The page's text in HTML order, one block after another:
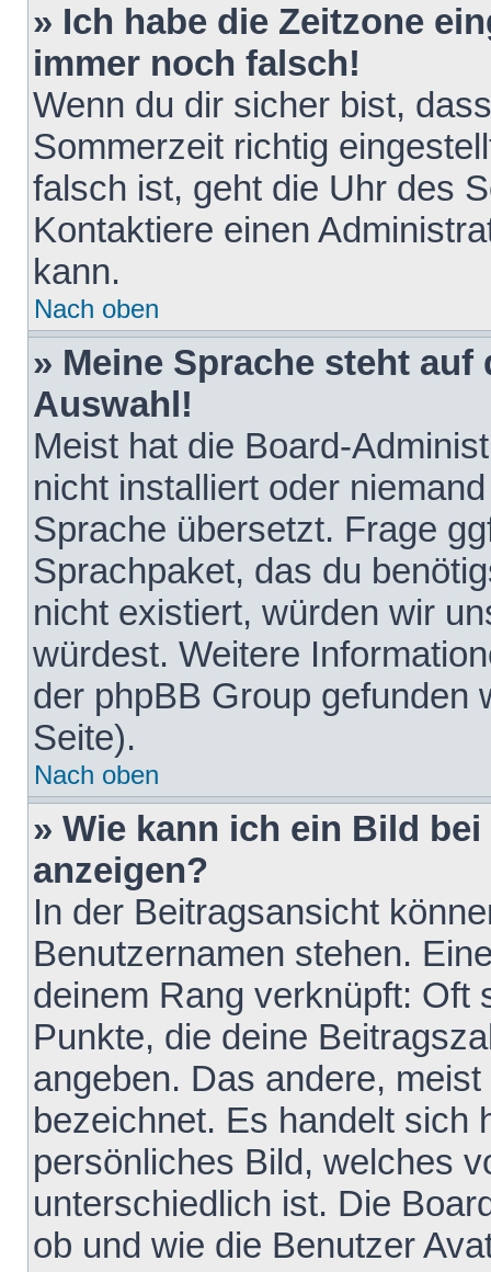
» Ich habe die Zeitzone
immer noch falsch!
Wenn du dir sicher bist,
Sommerzeit richtig
falsch ist, geht die Uhr des
Kontaktiere einen
kann.
Nach oben
» Meine Sprache steht
Auswahl!
Meist hat die Board-
nicht installiert oder
Sprache übersetzt. Frage
Sprachpaket, das du
nicht existiert, würden wir
würdest. Weitere
der phpBB Group gefunden
Seite).
Nach oben
» Wie kann ich ein Bild
anzeigen?
In der Beitragsansicht
Benutzernamen stehen.
deinem Rang verknüpft: Oft
Punkte, die deine
angeben. Das andere,
bezeichnet. Es handelt sich
persönliches Bild, welches
unterschiedlich ist. Die
ob und wie die Benutzer